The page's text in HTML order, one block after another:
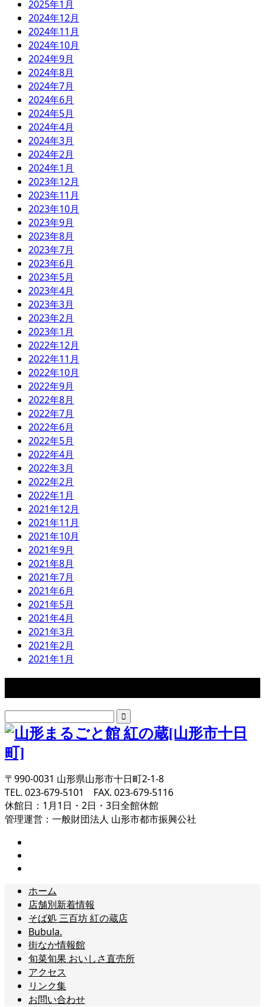
2025年1月
2024年12月
2024年11月
2024年10月
2024年9月
2024年8月
2024年7月
2024年6月
2024年5月
2024年4月
2024年3月
2024年2月
2024年1月
2023年12月
2023年11月
2023年10月
2023年9月
2023年8月
2023年7月
2023年6月
2023年5月
2023年4月
2023年3月
2023年2月
2023年1月
2022年12月
2022年11月
2022年10月
2022年9月
2022年8月
2022年7月
2022年6月
2022年5月
2022年4月
2022年3月
2022年2月
2022年1月
2021年12月
2021年11月
2021年10月
2021年9月
2021年8月
2021年7月
2021年6月
2021年5月
2021年4月
2021年3月
2021年2月
2021年1月
〒990-0031 山形県山形市十日町2-1-8
TEL. 023-679-5101 FAX. 023-679-5116
休館日：1月1日・2日・3日全館休館
管理運営：一般財団法人 山形市都市振興公社
ホーム
店舗別新着情報
そば処 三百坊 紅の蔵店
Bubula.
街なか情報館
旬菜旬果 おいしさ直売所
アクセス
リンク集
お問い合わせ